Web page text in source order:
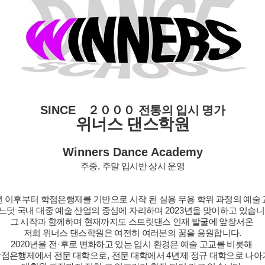
SINCE２０００ 전통의 입시 명가
위너스 댄스학원
Winners Dance Academy
주중, 주말 입시반 상시 운영
이후부터 학점은행제를 기반으로 시작 된 실용 무용 학위 과정의 예술
덧 국내 대중 예술 산업의 중심에 자리하며 2023년을 맞이하고 있습
그 시작과 함께하며 현재까지도 스트릿댄스 인재 발굴에 앞장서온
저희 위너스 댄스학원은 여전히 여러분의 꿈을 응원합니다.
2020년을 전 ·후로 변화하고 있는 입시 환경은 예술 고교를 비롯해
은행제에서 전문 대학으로, 전문 대학에서4년제 정규 대학으로 나아